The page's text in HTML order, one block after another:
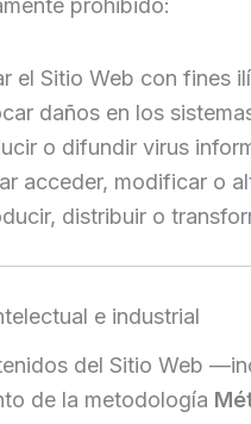
el Sitio Web con fines
daños en los
o difundir virus
acceder, modificar o
distribuir o
e industrial
del Sitio Web
de la metodología